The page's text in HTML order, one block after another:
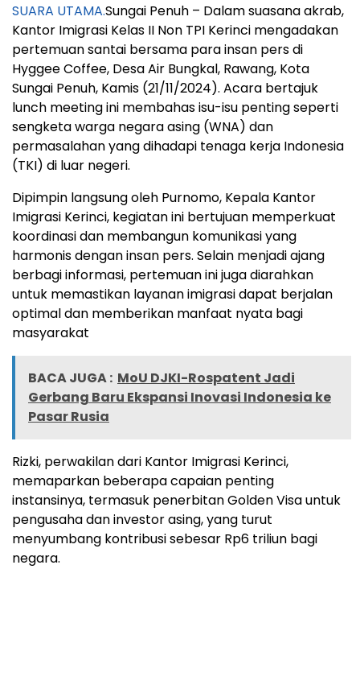
SUARA UTAMA.Sungai Penuh – Dalam suasana akrab,
Kantor Imigrasi Kelas II Non TPI Kerinci mengadakan
pertemuan santai bersama para insan pers di
Hyggee Coffee, Desa Air Bungkal, Rawang, Kota
Sungai Penuh, Kamis (21/11/2024). Acara bertajuk
lunch meeting ini membahas isu-isu penting seperti
sengketa warga negara asing (WNA) dan
permasalahan yang dihadapi tenaga kerja Indonesia
(TKI) di luar negeri.
Dipimpin langsung oleh Purnomo, Kepala Kantor
Imigrasi Kerinci, kegiatan ini bertujuan memperkuat
koordinasi dan membangun komunikasi yang
harmonis dengan insan pers. Selain menjadi ajang
berbagi informasi, pertemuan ini juga diarahkan
untuk memastikan layanan imigrasi dapat berjalan
optimal dan memberikan manfaat nyata bagi
masyarakat
BACA JUGA : MoU DJKI-Rospatent Jadi
Gerbang Baru Ekspansi Inovasi Indonesia ke
Pasar Rusia
Rizki, perwakilan dari Kantor Imigrasi Kerinci,
memaparkan beberapa capaian penting
instansinya, termasuk penerbitan Golden Visa untuk
pengusaha dan investor asing, yang turut
menyumbang kontribusi sebesar Rp6 triliun bagi
negara.